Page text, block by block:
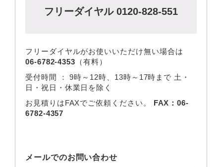
フリーダイヤル 0120-828-551
フリーダイヤルがお使いいただけ無い場合は
06-6782-4353 （有料）
受付時間 ： 9時～12時、13時～17時まで 土・
日・祝日・休業日を除く
お見積りはFAXでご依頼ください。 FAX：06-
6782-4357
メールでのお問い合わせ